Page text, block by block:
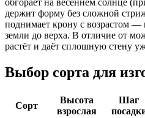
держит форму без сложной
поднимает крону с возрастом —
земли до верха. В отличие от
растёт и даёт сплошную стену
Выбор сорта для
Сорт
Высота
взрослая
Шаг